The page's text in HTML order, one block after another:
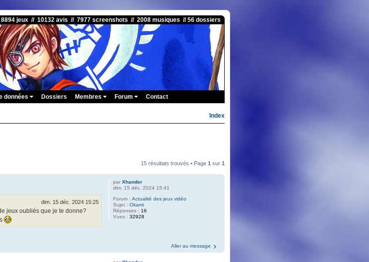
8894 jeux // 10132 avis // 7977 screenshots // 2008 musiques // 56 dossiers
données Dossiers Membres Forum Contact
Index
15 résultats trouvés • Page 1 sur 1
parXhander
dim. 15 déc. 2024 15:41
Forum :Actualité des jeux vidéo
Sujet :Okami
Réponses : 16
Vues :32928
dim. 15 déc. 2024 15:25
jeux oubliés que je te donne?
Aller au message